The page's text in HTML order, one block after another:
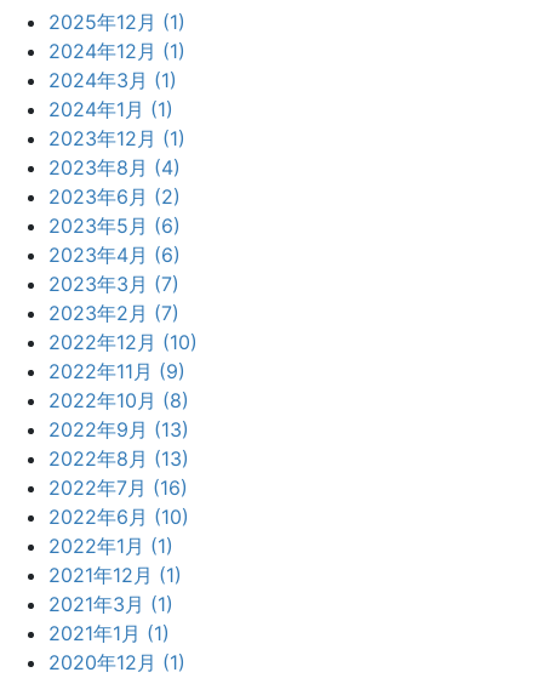
2025年12月 (1)
2024年12月 (1)
2024年3月 (1)
2024年1月 (1)
2023年12月 (1)
2023年8月 (4)
2023年6月 (2)
2023年5月 (6)
2023年4月 (6)
2023年3月 (7)
2023年2月 (7)
2022年12月 (10)
2022年11月 (9)
2022年10月 (8)
2022年9月 (13)
2022年8月 (13)
2022年7月 (16)
2022年6月 (10)
2022年1月 (1)
2021年12月 (1)
2021年3月 (1)
2021年1月 (1)
2020年12月 (1)